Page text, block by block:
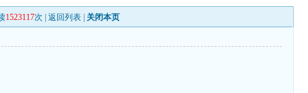
1523117次 |返回列表 关闭本页